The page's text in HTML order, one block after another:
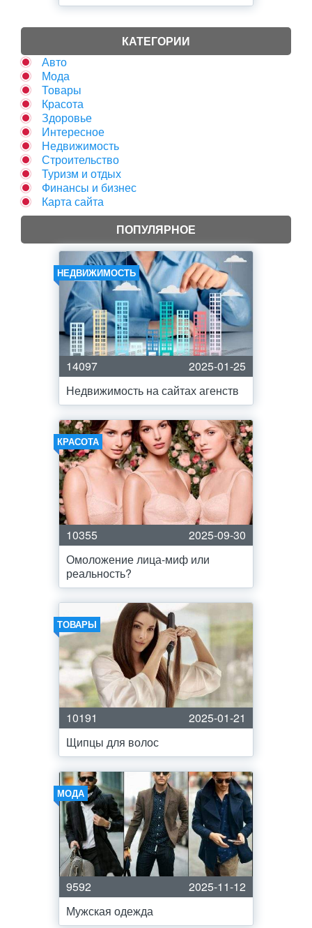
КАТЕГОРИИ
Авто
Мода
Товары
Красота
Здоровье
Интересное
Недвижимость
Строительство
Туризм и отдых
Финансы и бизнес
Карта сайта
ПОПУЛЯРНОЕ
НЕДВИЖИМОСТЬ
14097
2025-01-25
Недвижимость на сайтах агенств
КРАСОТА
10355
2025-09-30
Омоложение лица-миф или
реальность?
ТОВАРЫ
10191
2025-01-21
Щипцы для волос
МОДА
9592
2025-11-12
Мужская одежда